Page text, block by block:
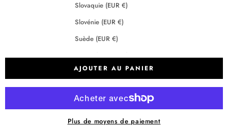
AJOUTER AU PANIER
Plus de moyens de paiement
Slovaquie (EUR €)
Slovénie (EUR €)
Suède (EUR €)
Suisse (CHF CHF)
Tchéquie (EUR €)
Terres australes françaises (EUR €)